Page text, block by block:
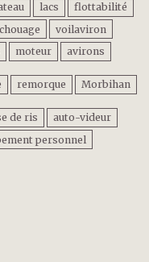
lacs
flottabilité
voilaviron
moteur avirons
remorque Morbihan
de ris
auto-videur
personnel